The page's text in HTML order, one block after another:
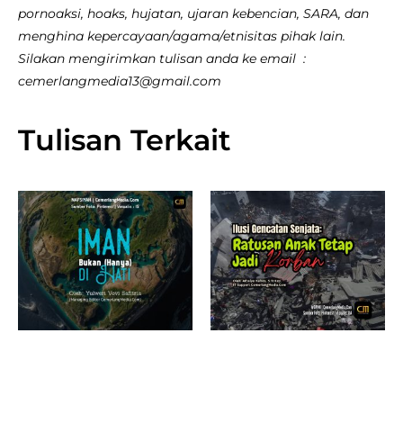
pornoaksi, hoaks, hujatan, ujaran kebencian, SARA, dan
menghina kepercayaan/agama/etnisitas pihak lain.
Silakan mengirimkan tulisan anda ke email :
cemerlangmedia13@gmail.com
Tulisan Terkait